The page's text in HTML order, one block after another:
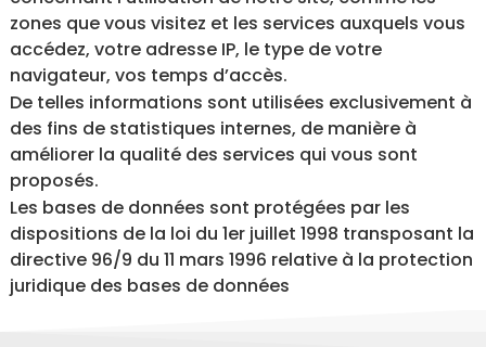
zones que vous visitez et les services auxquels vous
accédez, votre adresse IP, le type de votre
navigateur, vos temps d’accès.
De telles informations sont utilisées exclusivement à
des fins de statistiques internes, de manière à
améliorer la qualité des services qui vous sont
proposés.
Les bases de données sont protégées par les
dispositions de la loi du 1er juillet 1998 transposant la
directive 96/9 du 11 mars 1996 relative à la protection
juridique des bases de données